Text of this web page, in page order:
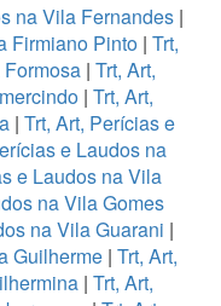
na Vila Fernandes |
Firmiano Pinto | Trt,
| Trt, Art,
| Trt, Art,
| Trt, Art, Perícias e
e Laudos na
e Laudos na Vila
na Vila Gomes
na Vila Guarani |
Guilherme | Trt, Art,
| Trt, Art,